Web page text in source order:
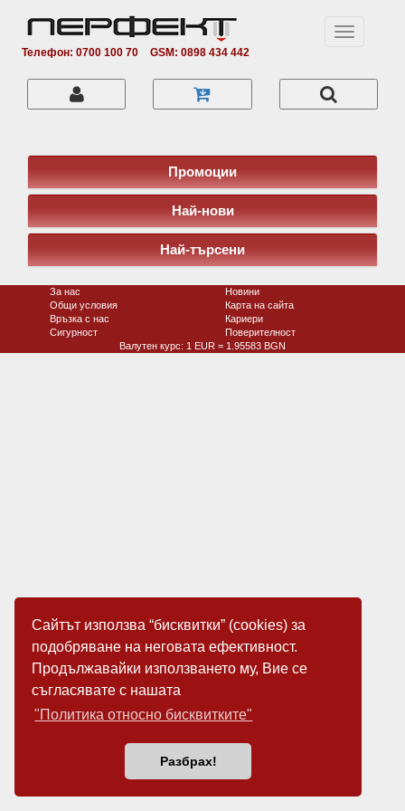
Сайтът използва “бисквитки” (cookies) за
подобряване на неговата ефективност.
Продължавайки използването му, Вие се
съгласявате с нашата
"Политика относно бисквитките"
Разбрах!
Телефон: 0700 100 70 GSM: 0898 434 442
Toggle
Промоции
Най-нови
Най-търсени
За нас
Новини
Общи условия
Карта на сайта
Връзка с нас
Кариери
Сигурност
Поверитeлност
Валутен курс: 1 EUR = 1.95583 BGN